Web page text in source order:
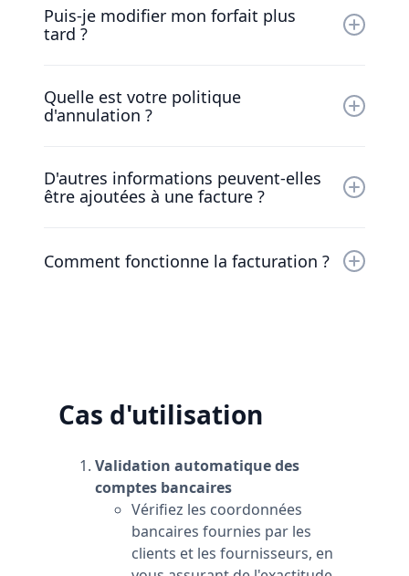
pendant 30 jours. Notre sympathique équipe
travaillera avec vous pour que vous soyez
Puis-je modifier mon forfait plus
tard ?
votre entreprise. Discutez avec notre
sympathique équipe pour trouver une
Quelle est votre politique
d'annulation ?
Vous pouvez annuler votre forfait à tout
moment et nous vous rembourserons la
D'autres informations peuvent-elles
être ajoutées à une facture ?
informations supplémentaires aux factures
Comment fonctionne la facturation ?
Cas d'utilisation
Validation automatique des
comptes bancaires
Vérifiez les coordonnées
bancaires fournies par les
clients et les fournisseurs, en